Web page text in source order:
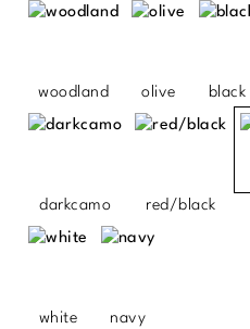
woodland olive black
darkcamo red/black
white navy